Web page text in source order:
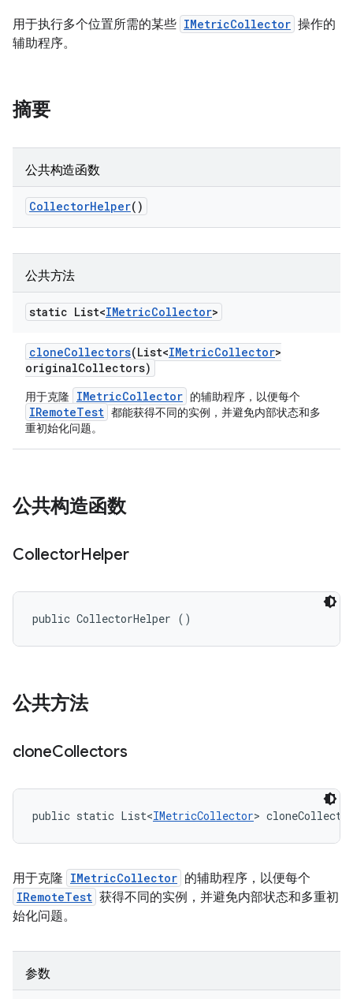
用于执行多个位置所需的某些 IMetricCollector 操作的
辅助程序。
摘要
公共构造函数
CollectorHelper()
公共方法
static List<IMetricCollector>
cloneCollectors(List<IMetricCollector>
originalCollectors)
用于克隆 IMetricCollector 的辅助程序，以便每个
IRemoteTest 都能获得不同的实例，并避免内部状态和多
重初始化问题。
公共构造函数
CollectorHelper
public CollectorHelper ()
公共方法
cloneCollectors
public static List<IMetricCollector>
用于克隆 IMetricCollector 的辅助程序，以便每个
IRemoteTest 获得不同的实例，并避免内部状态和多重初
始化问题。
参数